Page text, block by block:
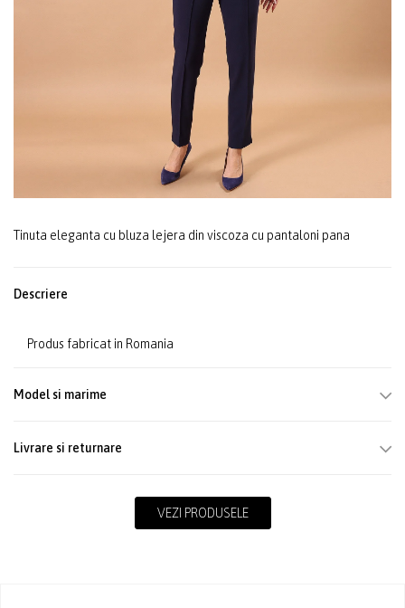
Tinuta eleganta cu bluza lejera din viscoza cu pantaloni pana
Descriere
Produs fabricat in Romania
Model si marime
Livrare si returnare
VEZI PRODUSELE